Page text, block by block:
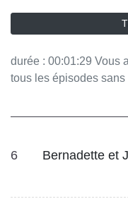
durée : 00:01:29 Vous aimez ce podcast ? Pour écouter
tous les épisodes
6 Bernadette et